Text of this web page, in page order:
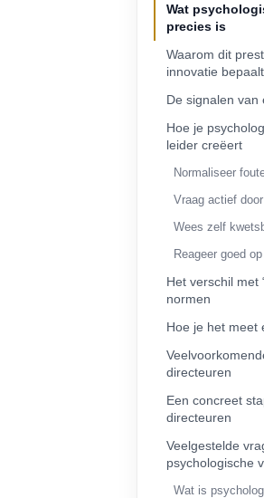
Wat
precies is
Waarom dit
innovatie bepaalt
De signalen van
Hoe je
leider creëert
Normaliseer
Vraag actief
Wees zelf
Reageer goed
Het verschil met
normen
Hoe je het meet
directeuren
Een concreet
directeuren
Veelgestelde
psychologische
Wat is